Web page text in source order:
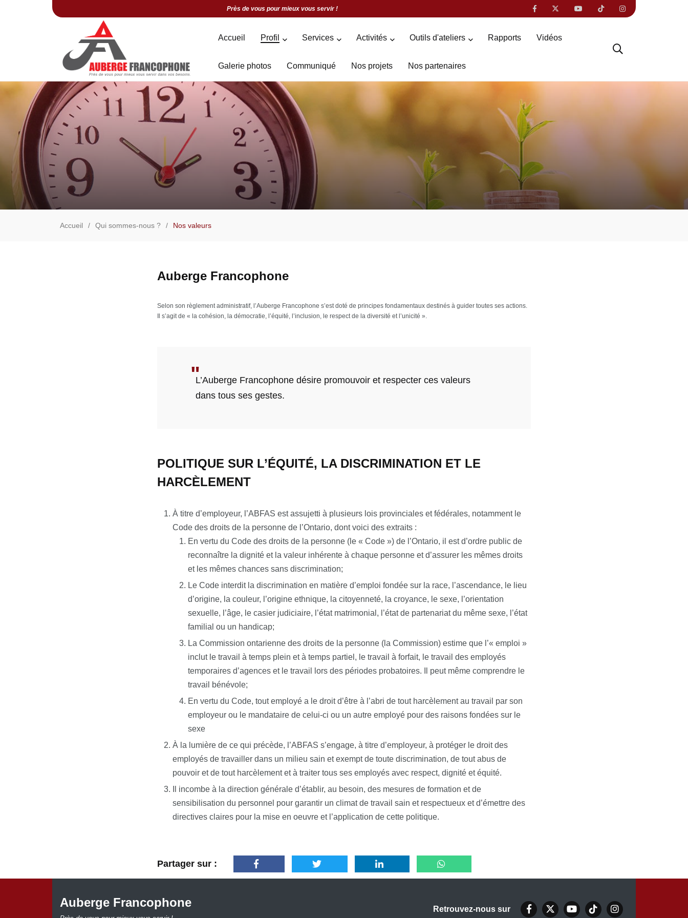
Près de vous pour mieux vous servir !
Accueil Profil Services Activités Outils d'ateliers Rapports Vidéos
Galerie photos Communiqué Nos projets Nos partenaires
Accueil Qui sommes-nous ? Nos valeurs
Auberge Francophone
Selon son règlement administratif, l’Auberge Francophone s’est doté de principes fondamentaux destinés à guider toutes ses actions.
Il s’agit de « la cohésion, la démocratie, l’équité, l’inclusion, le respect de la diversité et l’unicité ».
L’Auberge Francophone désire promouvoir et respecter ces valeurs
dans tous ses gestes.
POLITIQUE SUR L’ÉQUITÉ, LA DISCRIMINATION ET LE
HARCÈLEMENT
À titre d’employeur, l’ABFAS est assujetti à plusieurs lois provinciales et fédérales, notamment le
Code des droits de la personne de l’Ontario, dont voici des extraits :
En vertu du Code des droits de la personne (le « Code ») de l’Ontario, il est d’ordre public de
reconnaître la dignité et la valeur inhérente à chaque personne et d’assurer les mêmes droits
et les mêmes chances sans discrimination;
Le Code interdit la discrimination en matière d’emploi fondée sur la race, l’ascendance, le lieu
d’origine, la couleur, l’origine ethnique, la citoyenneté, la croyance, le sexe, l’orientation
sexuelle, l’âge, le casier judiciaire, l’état matrimonial, l’état de partenariat du même sexe, l’état
familial ou un handicap;
La Commission ontarienne des droits de la personne (la Commission) estime que l’« emploi »
inclut le travail à temps plein et à temps partiel, le travail à forfait, le travail des employés
temporaires d’agences et le travail lors des périodes probatoires. Il peut même comprendre le
travail bénévole;
En vertu du Code, tout employé a le droit d’être à l’abri de tout harcèlement au travail par son
employeur ou le mandataire de celui-ci ou un autre employé pour des raisons fondées sur le
sexe
À la lumière de ce qui précède, l’ABFAS s’engage, à titre d’employeur, à protéger le droit des
employés de travailler dans un milieu sain et exempt de toute discrimination, de tout abus de
pouvoir et de tout harcèlement et à traiter tous ses employés avec respect, dignité et équité.
Il incombe à la direction générale d’établir, au besoin, des mesures de formation et de
sensibilisation du personnel pour garantir un climat de travail sain et respectueux et d’émettre des
directives claires pour la mise en oeuvre et l’application de cette politique.
Partager sur :
Auberge Francophone Retrouvez-nous sur